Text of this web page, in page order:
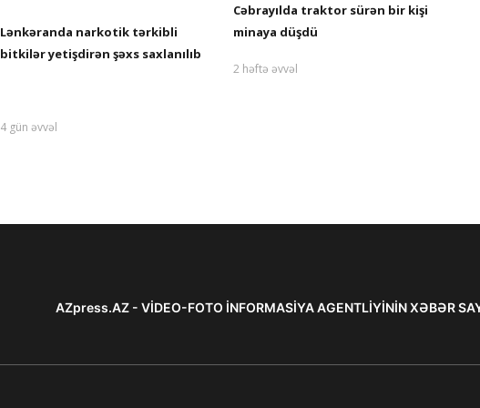
Lənkəranda narkotik tərkibli
bitkilər yetişdirən şəxs saxlanılıb
4 gün əvvəl
Cəbrayılda traktor sürən bir kişi
minaya düşdü
2 həftə əvvəl
AZpress.AZ - VİDEO-FOTO İNFORMASİYA AGENTLİYİNİN XƏBƏR